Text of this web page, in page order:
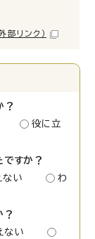
外部リンク）
？
役に立
ですか？
ない
わ
？
ない